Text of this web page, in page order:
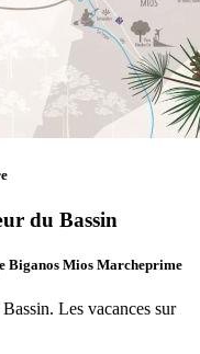
du Bassin
Biganos Mios Marcheprime
Les vacances sur